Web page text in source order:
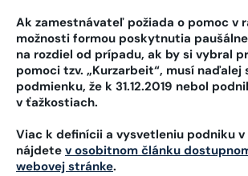
Ak zamestnávateľ požiada o pomoc v
možnosti formou poskytnutia
na rozdiel od prípadu, ak by si vybral
pomoci tzv. „Kurzarbeit“, musí naďalej
podmienku, že k 31.12.2019 nebol
v ťažkostiach.
Viac k definícii a vysvetleniu podniku
nájdete v osobitnom článku
webovej stránke.